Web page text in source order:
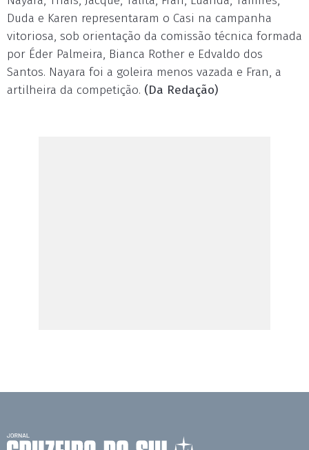
Duda e Karen representaram o Casi na campanha
vitoriosa, sob orientação da comissão técnica formada
por Éder Palmeira, Bianca Rother e Edvaldo dos
Santos. Nayara foi a goleira menos vazada e Fran, a
artilheira da competição. (Da Redação)